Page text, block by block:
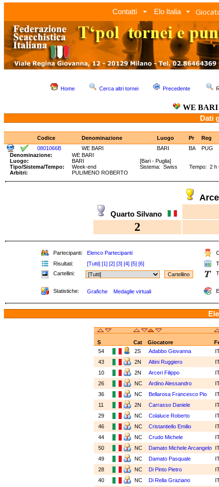
Contatti Elo Italia
Home Cerca altri tornei Precedente
WE BARI
Dati
Codice Denominazione Luogo Pr
Reg
0801066B
WE BARI BARI BA
PUG
Denominazione:
WE BARI
Luogo:
BARI
[Bari - Puglia]
Tipo/Sistema/Tempo:
Week-end
Sistema: Swiss Tempo: 2 h
Arbitri:
PULIMENO ROBERTO
Quarto Silvano
2
Partecipanti: Elenco Partecipanti
Risultati:
[Tutti] [1] [2] [3] [4] [5] [6]
Cartellini:
Statistiche: Grafiche Medaglie virtuali
S Cat Giocatore
54
2S Adabbo Giovanna
43
2N Altini Ruggiero
10
2N Arceri Filippo
26
NC Ardino Alessandro
36
NC Bellarosa Francesco Pio
11
2N Carrasso Daniele
29
NC Colaluce Roberto
46
NC Cristantiello Emilio
44
NC Crudo Michele
50
NC Damato Michele Arcangelo
49
NC Damato Pasquale
28
NC Di Pinto Pietro
40
NC Di Rella Graziano